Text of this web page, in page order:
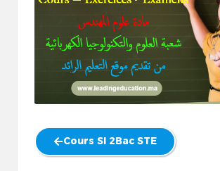
Cours SI 2Bac STE